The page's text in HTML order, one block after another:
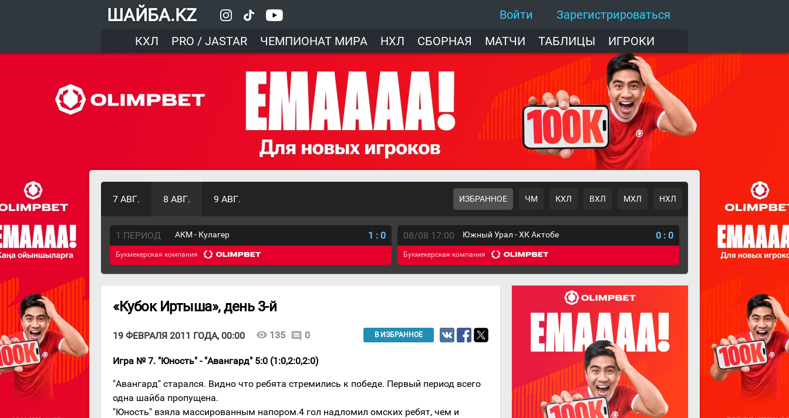
ШАЙБА.KZ Войти
Зарегистрироваться
КХЛ
PRO / JASTAR ЧЕМПИОНАТ МИРА НХЛ СБОРНАЯ МАТЧИ ТАБЛИЦЫ ИГРОКИ
7 АВГ. 8 АВГ. 9 АВГ. ИЗБРАННОЕ ЧМ КХЛ ВХЛ МХЛ НХЛ
1 ПЕРИОД АКМ - Кулагер 1 : 0
Букмекерская компания
08/08 17:00 Южный Урал - ХК Актобе 0 : 0
Букмекерская компания
«Кубок Иртыша», день 3-й
19 ФЕВРАЛЯ 2011 ГОДА, 00:00 visibility 135 comment 0 В ИЗБРАННОЕ
Игра № 7. "Юность" - "Авангард" 5:0 (1:0,2:0,2:0)
"Авангард" старался. Видно что ребята стремились к победе. Первый период всего
одна шайба пропущена.
"Юность" взяла массированным напором.4 гол надломил омских ребят, чем и